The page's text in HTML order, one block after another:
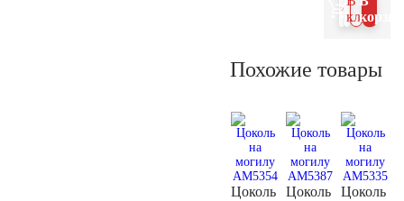
клик
Похожие товары
Цоколь
Цоколь
Цоколь